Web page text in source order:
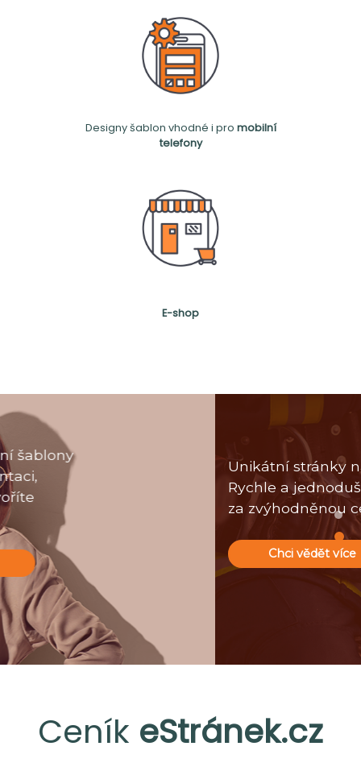
Designy šablon vhodné i pro mobilní
telefony
E-shop
Unikátní stránky na míru pro hasiče.
Rychle a jednoduše vše, co potřebují
za zvýhodněnou cenu!
Chci vědět více
Ceník eStránek.cz